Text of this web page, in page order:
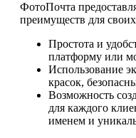
ФотоПочта
преимуществ для
Простота и
платформу или
Использование
красок,
Возможность
для каждого
именем и